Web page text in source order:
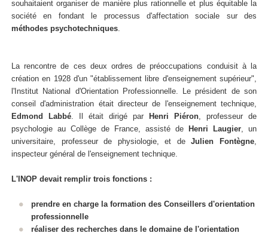
souhaitaient organiser de manière plus rationnelle et plus équitable la
société en fondant le processus d'affectation sociale sur des
méthodes psychotechniques
La rencontre de ces deux ordres de préoccupations conduisit à la
création en 1928 d'un "établissement libre d'enseignement supérieur",
l'Institut National d'Orientation Professionnelle. Le président de son
conseil d'administration était directeur de l'enseignement technique,
Edmond Labbé . Il était dirigé par Henri Piéron , professeur de
psychologie au Collège de France, assisté de Henri Laugier , un
universitaire, professeur de physiologie, et deJulien Fontègne
inspecteur général de l'enseignement technique.
L'INOP devait remplir trois fonctions :
prendre en charge la formation des Conseillers d'orientation
professionnelle
réaliser des recherches dans le domaine de l'orientation